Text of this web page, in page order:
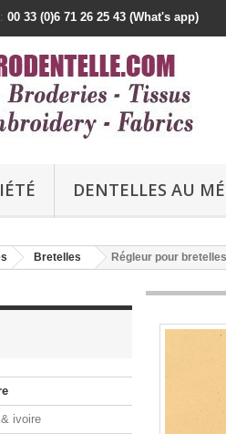
00 33 (0)6 71 26 25 43 (What's app)
DENTELLES AU
Bretelles Régleur pour bretelles
ivoire